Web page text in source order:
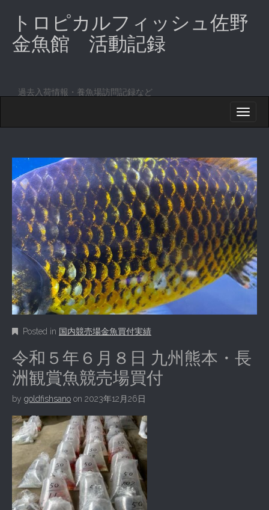
トロピカルフィッシュ佐野
金魚館 活動記録
過去入荷情報・養魚場訪問記録など
N
M
E
N
U
O
C
O
N
T
E
N
T
Posted in 国内競売場金魚買付実績
令和５年６月８日 九州熊本・長
洲観賞魚競売場買付
by goldfishsano on 2023年12月26日